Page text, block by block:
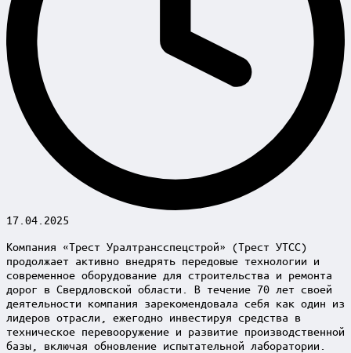
17.04.2025
Компания «Трест Уралтрансспецстрой» (Трест УТСС)
продолжает активно внедрять передовые технологии и
современное оборудование для строительства и ремонта
дорог в Свердловской области. В течение 70 лет своей
деятельности компания зарекомендовала себя как один из
лидеров отрасли, ежегодно инвестируя средства в
техническое перевооружение и развитие производственной
базы, включая обновление испытательной лаборатории.